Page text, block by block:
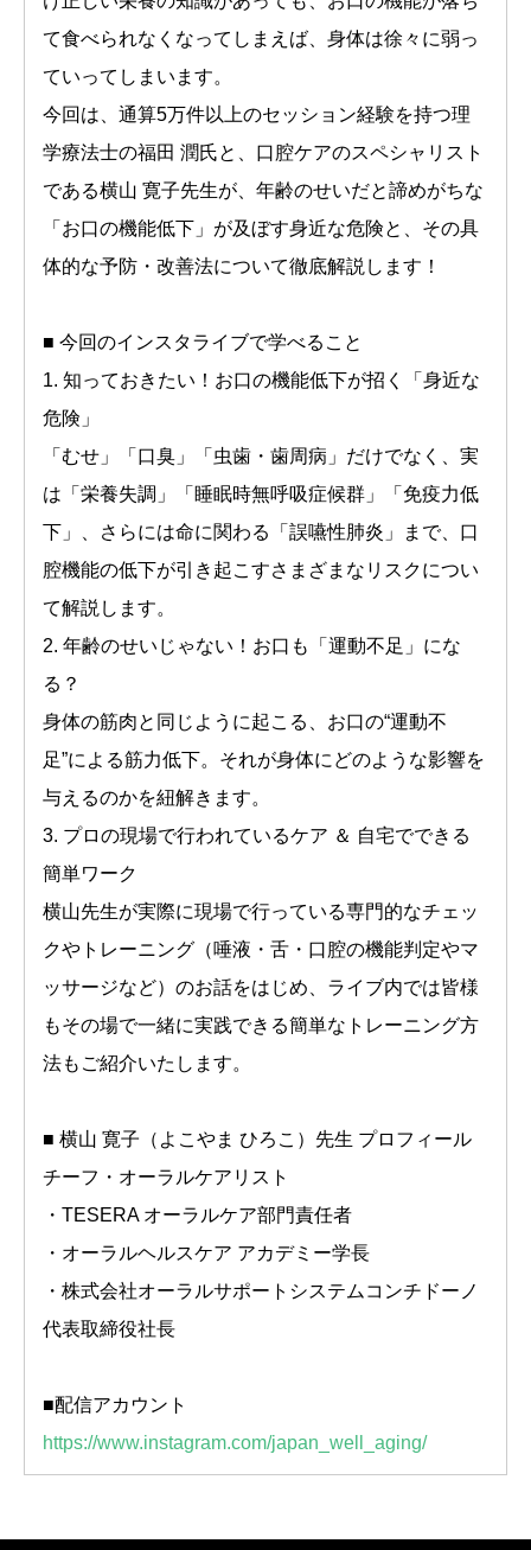
て食べられなくなってしまえば、身体は徐々に弱っ
ていってしまいます。
今回は、通算5万件以上のセッション経験を持つ理
学療法士の福田 潤氏と、口腔ケアのスペシャリスト
である横山 寛子先生が、年齢のせいだと諦めがちな
「お口の機能低下」が及ぼす身近な危険と、その具
体的な予防・改善法について徹底解説します！
■ 今回のインスタライブで学べること
1. 知っておきたい！お口の機能低下が招く「身近な
危険」
「むせ」「口臭」「虫歯・歯周病」だけでなく、実
は「栄養失調」「睡眠時無呼吸症候群」「免疫力低
下」、さらには命に関わる「誤嚥性肺炎」まで、口
腔機能の低下が引き起こすさまざまなリスクについ
て解説します。
2. 年齢のせいじゃない！お口も「運動不足」にな
る？
身体の筋肉と同じように起こる、お口の“運動不
足”による筋力低下。それが身体にどのような影響を
与えるのかを紐解きます。
3. プロの現場で行われているケア ＆ 自宅でできる
簡単ワーク
横山先生が実際に現場で行っている専門的なチェッ
クやトレーニング（唾液・舌・口腔の機能判定やマ
ッサージなど）のお話をはじめ、ライブ内では皆様
もその場で一緒に実践できる簡単なトレーニング方
法もご紹介いたします。
■ 横山 寛子（よこやま ひろこ）先生 プロフィール
チーフ・オーラルケアリスト
・TESERA オーラルケア部門責任者
・オーラルヘルスケア アカデミー学長
・株式会社オーラルサポートシステムコンチドーノ
代表取締役社長
■配信アカウント
https://www.instagram.com/japan_well_aging/